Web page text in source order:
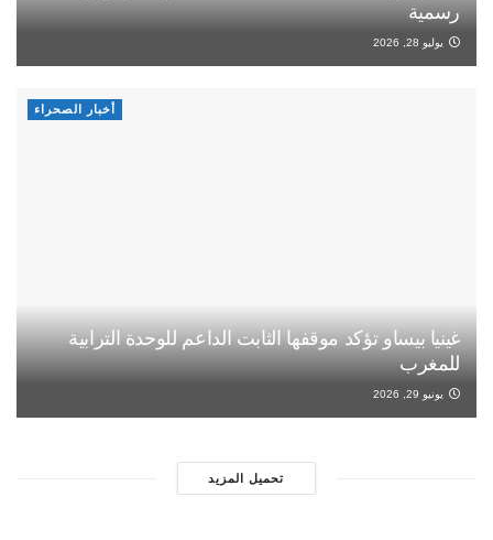
رسمية
يوليو 28, 2026
أخبار الصحراء
غينيا بيساو تؤكد موقفها الثابت الداعم للوحدة الترابية
للمغرب
يونيو 29, 2026
تحميل المزيد